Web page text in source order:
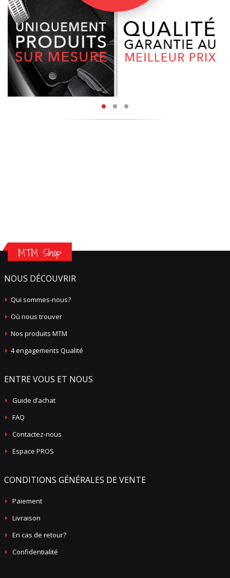
MTM Shop
NOUS DÉCOUVRIR
Qui sommes-nous?
Où nous trouver
Nos produits MTM
4 engagements Qualité
ENTRE VOUS ET NOUS
Guide d’achat
FAQ
Contactez-nous
Espace PROS
CONDITIONS GÉNÉRALES DE VENTE
Paiement
Livraison
En cas de retour?
Confidentialité